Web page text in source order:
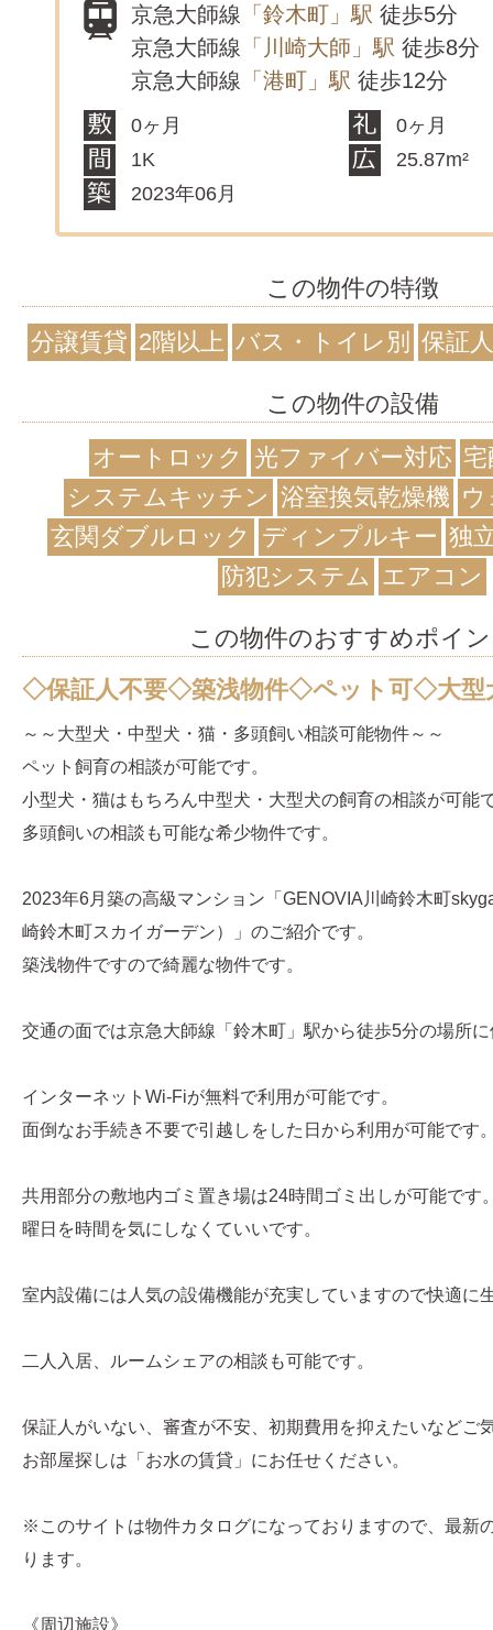
京急大師線 「鈴木町」駅 徒歩5分
京急大師線 「川崎大師」駅 徒歩8分
京急大師線 「港町」駅 徒歩12分
0ヶ月
0ヶ月
1K
25.87m²
2023年06月
この物件の特徴
分譲賃貸 2階以上 バス・トイレ別 保証
この物件の設備
オートロック
光ファイバー対応
システムキッチン 浴室換気乾燥機
玄関ダブルロック
ディンプルキー 独
防犯システム エアコン
この物件のおすすめポイ
◇保証人不要◇築浅物件◇ペット可◇大型
～～大型犬・中型犬・猫・多頭飼い相談可能物件～～
ペット飼育の相談が可能です。
小型犬・猫はもちろん中型犬・大型犬の飼育の相談が可能
多頭飼いの相談も可能な希少物件です。
2023年6月築の高級マンション「GENOVIA川崎鈴木町
崎鈴木町スカイガーデン）」のご紹介です。
築浅物件ですので綺麗な物件です。
交通の面では京急大師線「鈴木町」駅から徒歩5分の場所
インターネットWi-Fiが無料で利用が可能です。
面倒なお手続き不要で引越しをした日から利用が可能です
共用部分の敷地内ゴミ置き場は24時間ゴミ出しが可能です
曜日を時間を気にしなくていいです。
室内設備には人気の設備機能が充実していますので快適に
二人入居、ルームシェアの相談も可能です。
保証人がいない、審査が不安、初期費用を抑えたいなどご
お部屋探しは「お水の賃貸」にお任せください。
※このサイトは物件カタログになっておりますので、最新
ります。
《周辺施設》